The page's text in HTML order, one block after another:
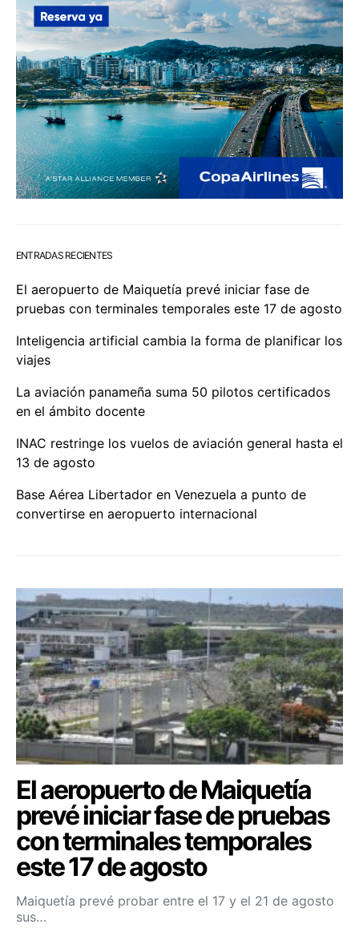
ENTRADAS RECIENTES
El aeropuerto de Maiquetía prevé iniciar fase de
pruebas con terminales temporales este 17 de agosto
Inteligencia artificial cambia la forma de planificar los
viajes
La aviación panameña suma 50 pilotos certificados
en el ámbito docente
INAC restringe los vuelos de aviación general hasta el
13 de agosto
Base Aérea Libertador en Venezuela a punto de
convertirse en aeropuerto internacional
El aeropuerto de Maiquetía
prevé iniciar fase de pruebas
con terminales temporales
este 17 de agosto
Maiquetía prevé probar entre el 17 y el 21 de agosto
sus…